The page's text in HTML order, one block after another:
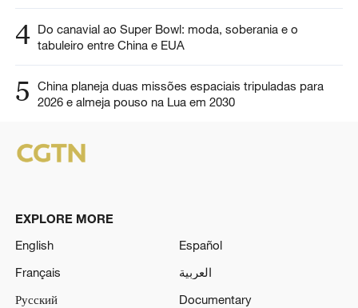
4 Do canavial ao Super Bowl: moda, soberania e o
tabuleiro entre China e EUA
5
China planeja duas missões espaciais tripuladas para
2026 e almeja pouso na Lua em 2030
EXPLORE MORE
English
Español
Français
العربية
Русский
Documentary